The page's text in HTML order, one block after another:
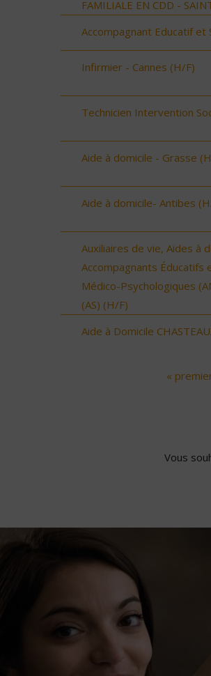
FAMILIALE EN CDD -
Accompagnant Educatif et
Infirmier - Cannes (H/F)
Technicien Intervention
Aide à domicile - Grasse
Aide à domicile- Antibes
Auxiliaires de vie, Aides à
Accompagnants Éducatifs
Médico-Psychologiques
(AS) (H/F)
Aide à Domicile
«
Vous